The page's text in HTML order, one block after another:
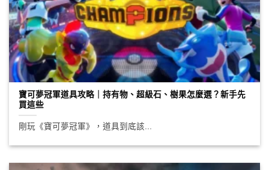
寶可夢冠軍道具攻略｜持有物、超級石、樹果怎麼選？新手先
買這些
剛玩《寶可夢冠軍》，道具到底該...